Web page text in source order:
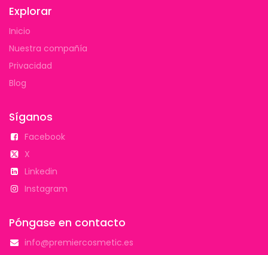
Explorar
Inicio
Nuestra compañía
Privacidad
Blog
Síganos
Facebook
X
Linkedin
Instagram
Póngase en contacto
info@premiercosmetic.es